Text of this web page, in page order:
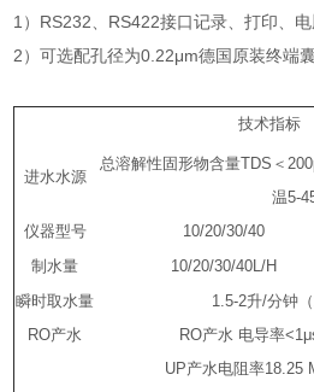
1 ） RS232 RS422接口记录、打印、
2）可选配孔径为0.22μm德国原装终端
技术指标
进水水源
总溶解性固形物含量TDS＜
温5-
仪器型号
10/20/30/40
制水量
10/20/30/40L/H
瞬时取水量
1.5-2升/分钟
RO产水
RO产水 电导率
UP产水电阻率18.25